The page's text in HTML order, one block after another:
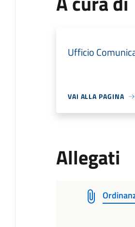
Ufficio
VAI ALLA PAGINA
Allegati